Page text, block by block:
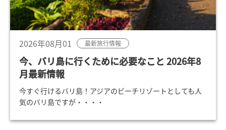
2026年08月01 最新旅行情報
今、バリ島に行くために必要なこと 2026年8
月最新情報
今すぐ行けるバリ島！アジアのビーチリゾートとしても人
気のバリ島ですが・・・・